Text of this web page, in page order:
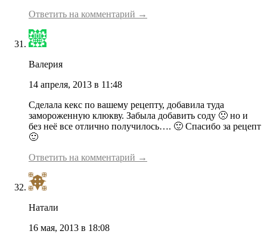
Ответить на комментарий →
Валерия
14 апреля, 2013 в 11:48
Сделала кекс по вашему рецепту, добавила туда
замороженную клюкву. Забыла добавить соду 🙁 но и
без неё все отлично получилось…. 🙂 Спасибо за рецепт
🙂
Ответить на комментарий →
Натали
16 мая, 2013 в 18:08